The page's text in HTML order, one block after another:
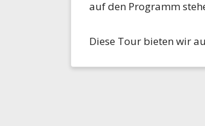
auf den Programm
Diese Tour bieten wir